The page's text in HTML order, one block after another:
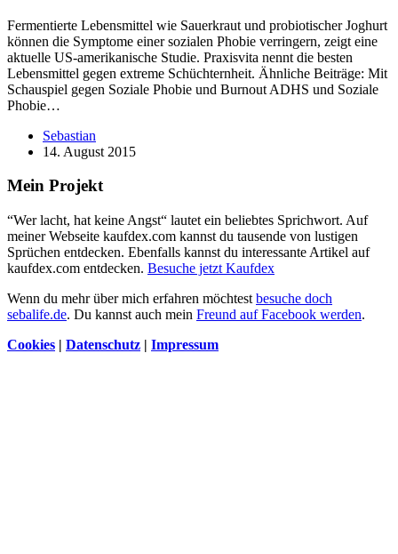
Fermentierte Lebensmittel wie Sauerkraut und probiotischer Joghurt
können die Symptome einer sozialen Phobie verringern, zeigt eine
aktuelle US-amerikanische Studie. Praxisvita nennt die besten
Lebensmittel gegen extreme Schüchternheit. Ähnliche Beiträge: Mit
Schauspiel gegen Soziale Phobie und Burnout ADHS und Soziale
Phobie…
Sebastian
14. August 2015
Mein Projekt
“Wer lacht, hat keine Angst“ lautet ein beliebtes Sprichwort. Auf
meiner Webseite kaufdex.com kannst du tausende von lustigen
Sprüchen entdecken. Ebenfalls kannst du interessante Artikel auf
kaufdex.com entdecken. Besuche jetzt Kaufdex
Wenn du mehr über mich erfahren möchtest besuche doch
sebalife.de. Du kannst auch mein Freund auf Facebook werden.
Cookies | Datenschutz | Impressum